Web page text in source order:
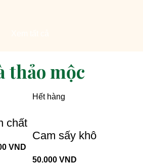
thảo mộc
chất
VND
Hết hàng
Cam sấy khô
50.000 VND